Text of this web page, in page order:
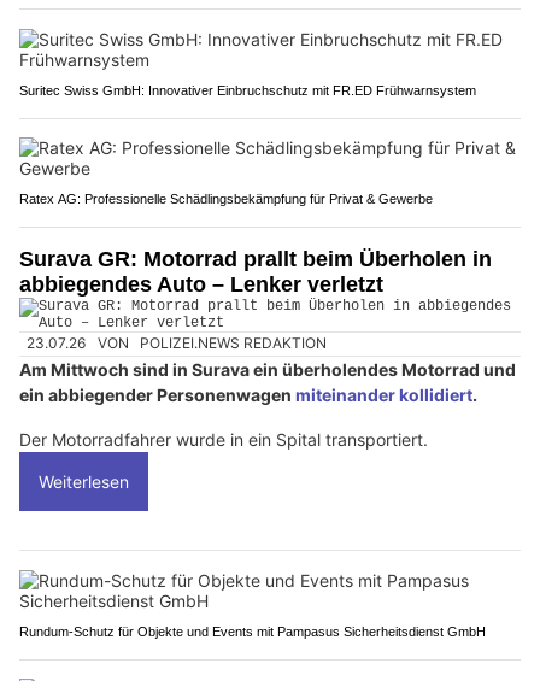
Suritec Swiss GmbH: Innovativer Einbruchschutz mit FR.ED Frühwarnsystem
Ratex AG: Professionelle Schädlingsbekämpfung für Privat & Gewerbe
Surava GR: Motorrad prallt beim Überholen in
abbiegendes Auto – Lenker verletzt
23.07.26 VON POLIZEI.NEWS REDAKTION
Am Mittwoch sind in Surava ein überholendes Motorrad und
ein abbiegender Personenwagen miteinander kollidiert.
Der Motorradfahrer wurde in ein Spital transportiert.
Weiterlesen
Rundum-Schutz für Objekte und Events mit Pampasus Sicherheitsdienst GmbH